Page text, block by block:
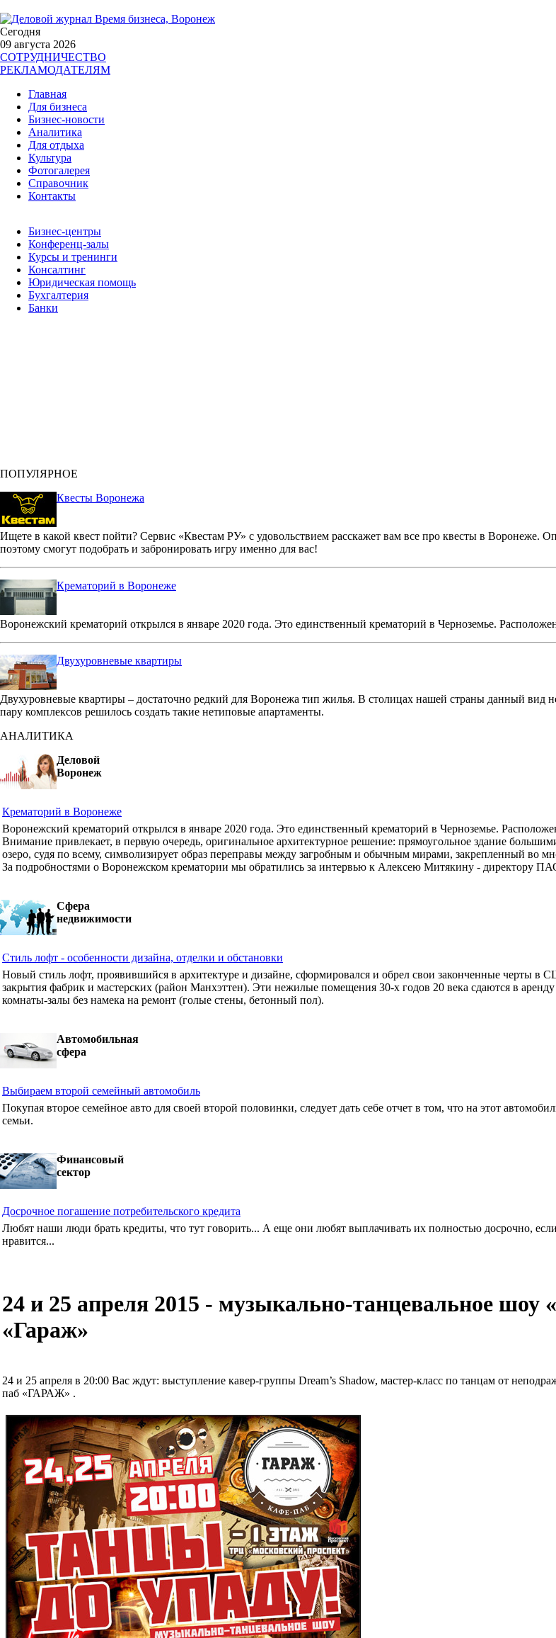
Сегодня
09 августа 2026
СОТРУДНИЧЕСТВО
РЕКЛАМОДАТЕЛЯМ
Главная
Для бизнеса
Бизнес-новости
Аналитика
Для отдыха
Культура
Фотогалерея
Справочник
Контакты
Бизнес-центры
Конференц-залы
Курсы и тренинги
Консалтинг
Юридическая помощь
Бухгалтерия
Банки
ПОПУЛЯРНОЕ
Квесты Воронежа
Ищете в какой квест пойти? Сервис «Квестам РУ» с удовольствием расскажет вам все про квесты в Воронеже.
поэтому смогут подобрать и забронировать игру именно для вас!
Крематорий в Воронеже
Воронежский крематорий открылся в январе 2020 года. Это единственный крематорий в Черноземье.
Двухуровневые квартиры
Двухуровневые квартиры – достаточно редкий для Воронежа тип жилья. В столицах нашей страны данный
пару комплексов решилось создать такие нетиповые апартаменты.
АНАЛИТИКА
Деловой
Воронеж
Крематорий в Воронеже
Воронежский крематорий открылся в январе 2020 года. Это единственный крематорий в Черноземье.
Внимание привлекает, в первую очередь, оригинальное архитектурное решение: прямоугольное здание
озеро, судя по всему, символизирует образ переправы между загробным и обычным мирами, закрепленный во
За подробностями о Воронежском крематории мы обратились за интервью к Алексею Митякину - директору
Сфера
недвижимости
Стиль лофт - особенности дизайна, отделки и обстановки
Новый стиль лофт, проявившийся в архитектуре и дизайне, сформировался и обрел свои законченные черты
закрытия фабрик и мастерских (район Манхэттен). Эти нежилые помещения 30-х годов 20 века сдаются в
комнаты-залы без намека на ремонт (голые стены, бетонный пол).
Автомобильная
сфера
Выбираем второй семейный автомобиль
Покупая второе семейное авто для своей второй половинки, следует дать себе отчет в том, что на этот
семьи.
Финансовый
сектор
Досрочное погашение потребительского кредита
Любят наши люди брать кредиты, что тут говорить... А еще они любят выплачивать их полностью досрочно,
нравится...
24 и 25 апреля 2015 - музыкально-танцевальное шоу
«Гараж»
24 и 25 апреля в 20:00 Вас ждут: выступление кавер-группы Dream’s Shadow, мастер-класс по танцам от
паб «ГАРАЖ» .